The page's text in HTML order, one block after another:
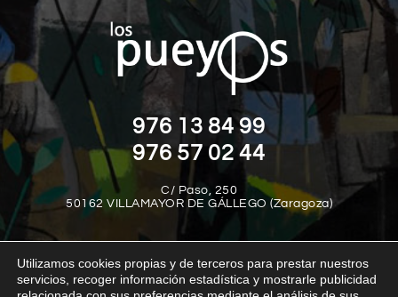
976 13 84 99
976 57 02 44
C/ Paso, 250
50162 VILLAMAYOR DE GÁLLEGO (Zaragoza)
Utilizamos cookies propias y de terceros para prestar nuestros
servicios, recoger información estadística y mostrarle publicidad